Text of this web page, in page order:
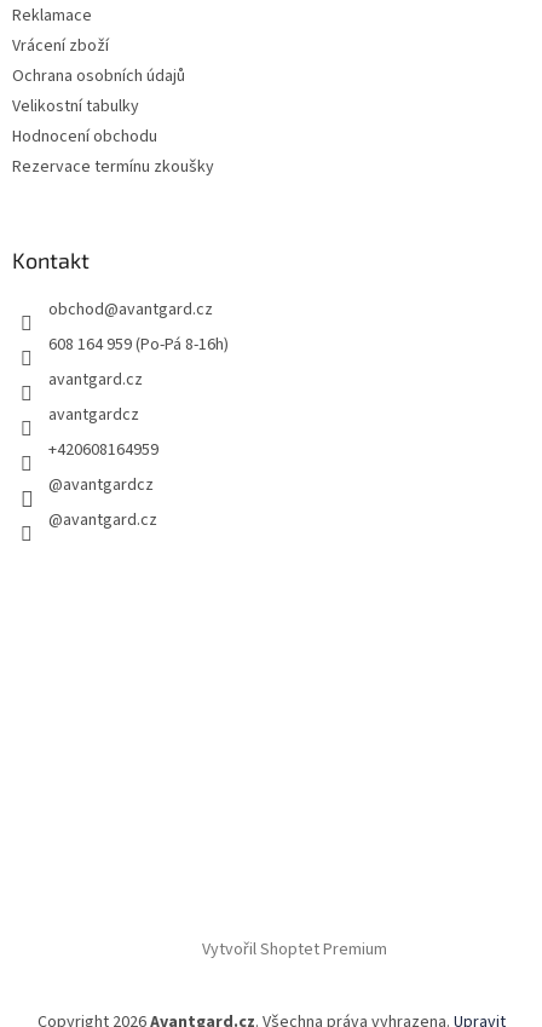
Reklamace
Vrácení zboží
Ochrana osobních údajů
Velikostní tabulky
Hodnocení obchodu
Rezervace termínu zkoušky
Kontakt
obchod@avantgard.cz
608 164 959 (Po-Pá 8-16h)
avantgard.cz
avantgardcz
+420608164959
@avantgardcz
@avantgard.cz
Vytvořil Shoptet Premium